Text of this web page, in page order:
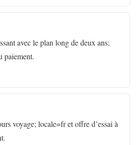
avec le plan long de deux ans;
paiement.
voyage; locale=fr et offre d’essai à